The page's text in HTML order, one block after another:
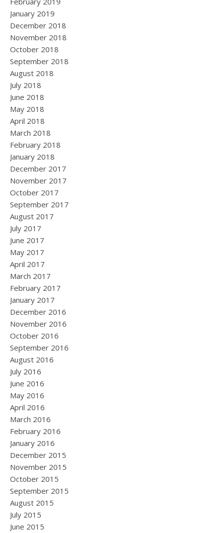
January 2019
December 2018
November 2018
October 2018
September 2018
August 2018
July 2018
June 2018
May 2018
April 2018
March 2018
February 2018
January 2018
December 2017
November 2017
October 2017
September 2017
August 2017
July 2017
June 2017
May 2017
April 2017
March 2017
February 2017
January 2017
December 2016
November 2016
October 2016
September 2016
August 2016
July 2016
June 2016
May 2016
April 2016
March 2016
February 2016
January 2016
December 2015
November 2015
October 2015
September 2015
August 2015
July 2015
June 2015